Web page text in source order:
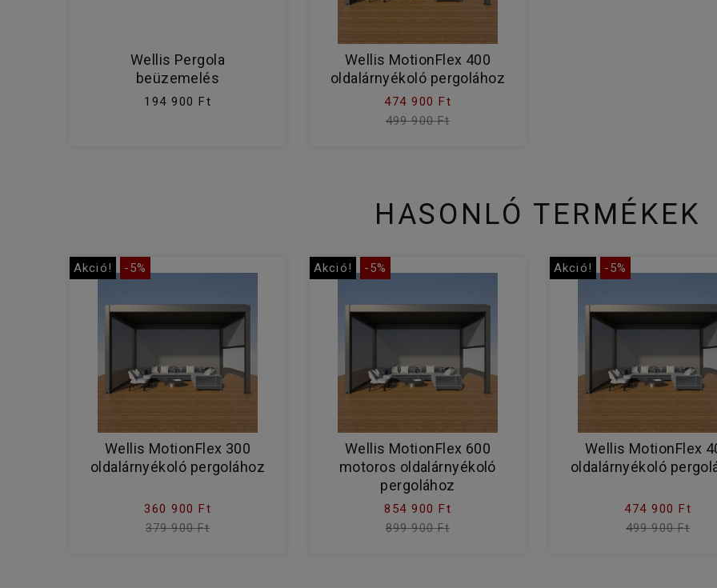
Wellis Pergola
beüzemelés
194 900 Ft
Wellis MotionFlex 400
oldalárnyékoló pergolához
474 900 Ft
499 900 Ft
HASONLÓ TERMÉKEK
Akció! -5%
Wellis MotionFlex 300
oldalárnyékoló pergolához
360 900 Ft
379 900 Ft
Akció! -5%
Wellis MotionFlex 600
motoros oldalárnyékoló
pergolához
854 900 Ft
899 900 Ft
Akció! -5%
Wellis MotionFlex
oldalárnyékoló
474 900 Ft
499 900 Ft